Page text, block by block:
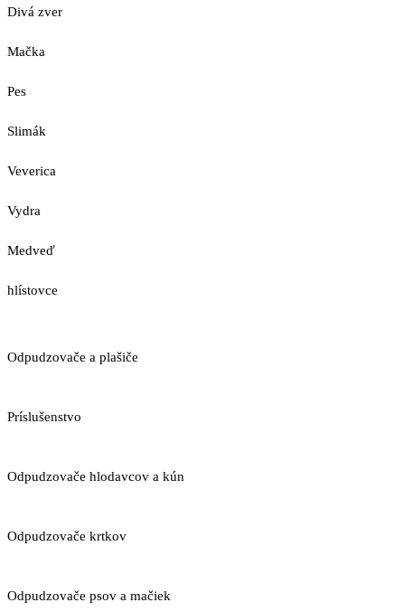
Divá zver
Mačka
Pes
Slimák
Veverica
Vydra
Medveď
hlístovce
Odpudzovače a plašiče
Príslušenstvo
Odpudzovače hlodavcov a kún
Odpudzovače krtkov
Odpudzovače psov a mačiek